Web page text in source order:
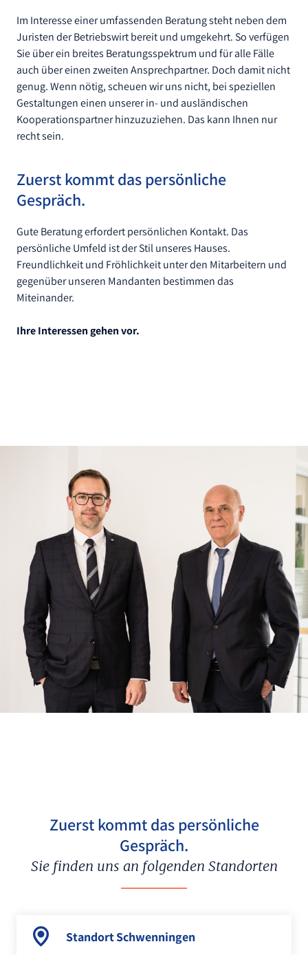
Im Interesse einer umfassenden Beratung steht neben dem
Juristen der Betriebswirt bereit und umgekehrt. So verfügen
Sie über ein breites Beratungsspektrum und für alle Fälle
auch über einen zweiten Ansprechpartner. Doch damit nicht
genug. Wenn nötig, scheuen wir uns nicht, bei speziellen
Gestaltungen einen unserer in- und ausländischen
Kooperationspartner hinzuzuziehen. Das kann Ihnen nur
recht sein.
Zuerst kommt das persönliche
Gespräch.
Gute Beratung erfordert persönlichen Kontakt. Das
persönliche Umfeld ist der Stil unseres Hauses.
Freundlichkeit und Fröhlichkeit unter den Mitarbeitern und
gegenüber unseren Mandanten bestimmen das
Miteinander.
Ihre Interessen gehen vor.
Zuerst kommt das persönliche
Gespräch.
Sie finden uns an folgenden Standorten
StandortSchwenningen